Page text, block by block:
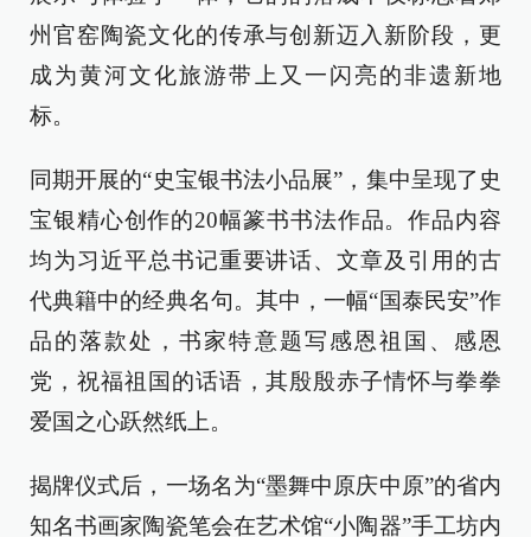
州官窑陶瓷文化的传承与创新迈入新阶段，更
成为黄河文化旅游带上又一闪亮的非遗新地
标。
同期开展的“史宝银书法小品展”，集中呈现了史
宝银精心创作的20幅篆书书法作品。作品内容
均为习近平总书记重要讲话、文章及引用的古
代典籍中的经典名句。其中，一幅“国泰民安”作
品的落款处，书家特意题写感恩祖国、感恩
党，祝福祖国的话语，其殷殷赤子情怀与拳拳
爱国之心跃然纸上。
揭牌仪式后，一场名为“墨舞中原庆中原”的省内
知名书画家陶瓷笔会在艺术馆“小陶器”手工坊内